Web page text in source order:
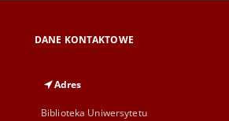
DANE KONTAKTOWE
Adres
Biblioteka Uniwersytetu